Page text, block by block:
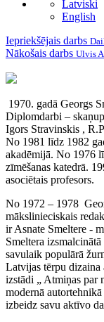
Latviski
English
Iepriekšējais darbs
Nākošais darbs Ulvis
1970. gadā Georgs
Diplomdarbi –
Igors Stravinskis ,
No 1981 līdz 1982
akadēmijā. No 1976
zīmēšanas katedrā.
asociētais profesors.
No 1972 – 1978
mākslinieciskais
ir Asnate Smeltere -
Smeltera
savulaik populārā
Latvijas tērpu dizaina
izstādi „ Atmiņas par
modernā
izbeidz savu aktīvo